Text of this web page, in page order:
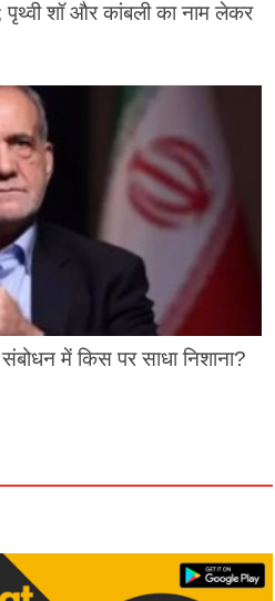
पृथ्वी शॉ और कांबली का नाम लेकर
में किस पर साधा निशाना?